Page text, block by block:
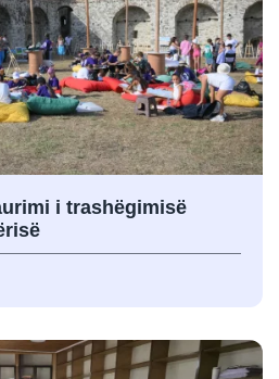
i trashëgimisë